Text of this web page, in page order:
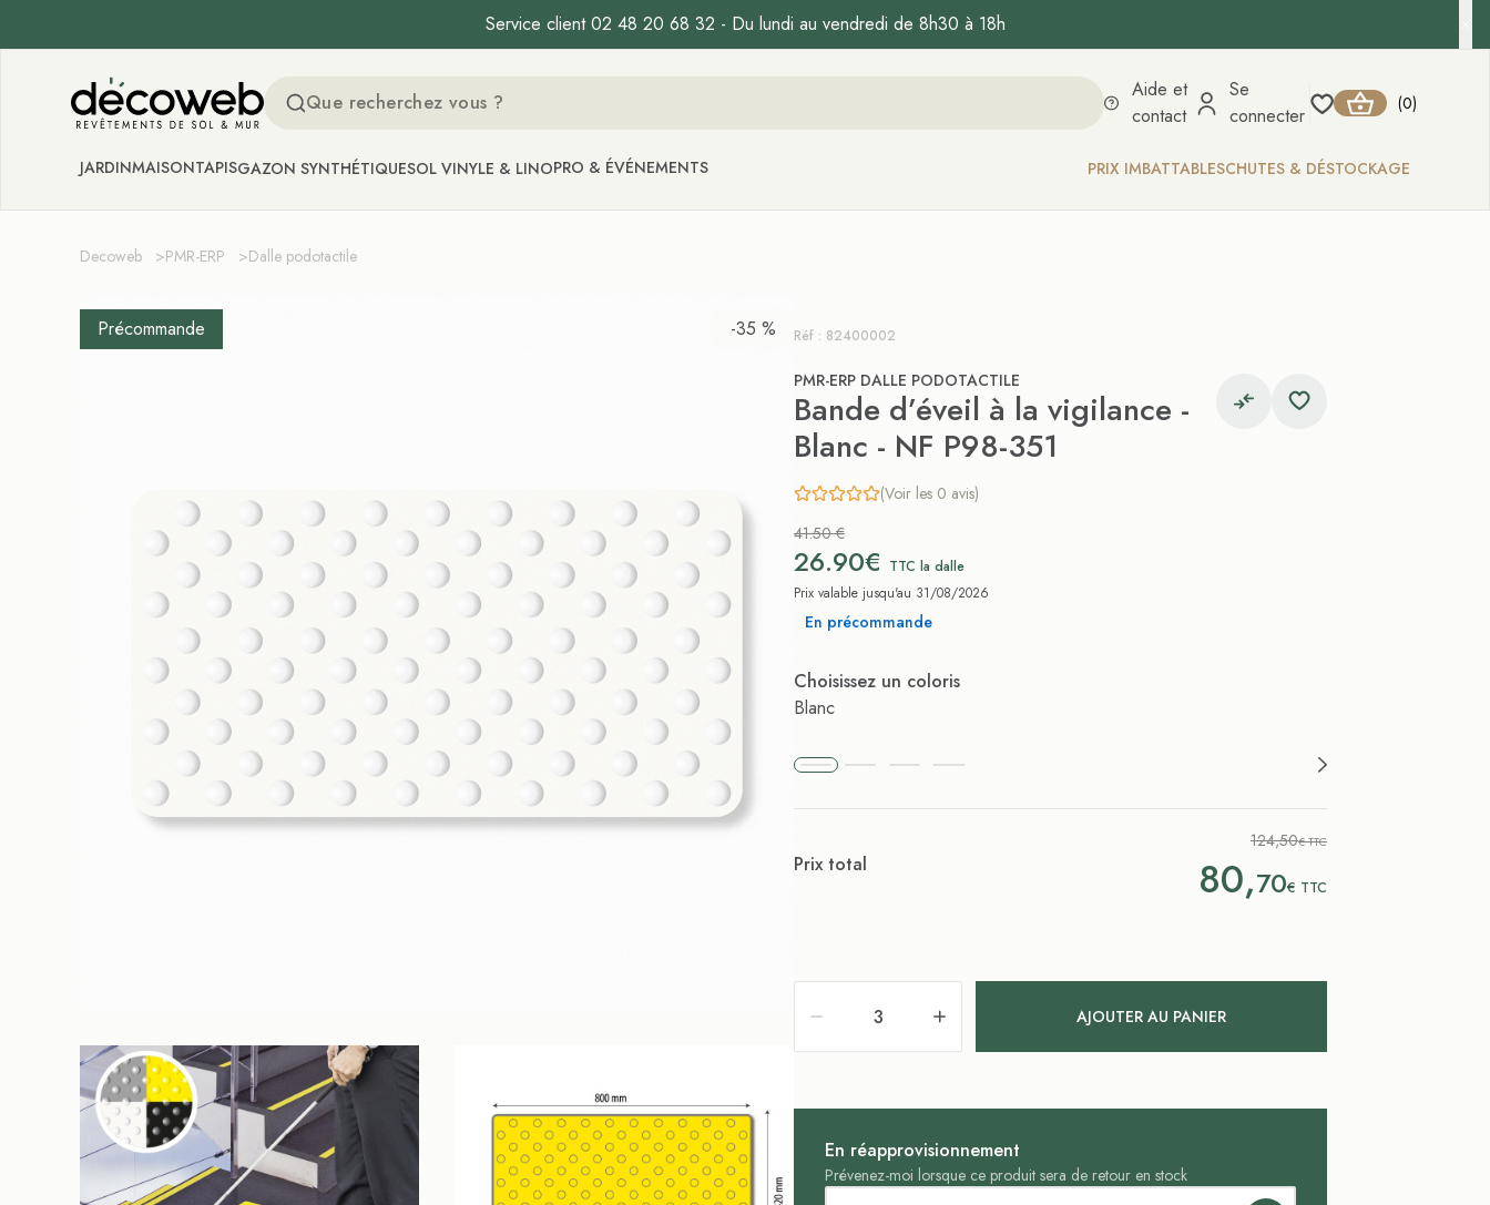
Service client 02 48 20 68 32 - Du lundi au vendredi de 8h30 à 18h
Decoweb
Aide et
contact
Se
connecter
(0)
JARDINMAISONTAPISGAZON SYNTHÉTIQUESOL VINYLE & LINOPRO & ÉVÉNEMENTS PRIX IMBATTABLESCHUTES & DÉSTOCKAGE
Decoweb >PMR-ERP >Dalle podotactile
Précommande -35 % Réf : 82400002
PMR-ERP DALLE PODOTACTILE
Bande d’éveil à la vigilance -
Blanc - NF P98-351
(Voir les 0 avis)
41.50 €
26.90€ TTC la dalle
Prix valable jusqu'au 31/08/2026
En précommande
Choisissez un coloris
Blanc
Prix total
124,50€ TTC
80,70€ TTC
AJOUTER AU PANIER
En réapprovisionnement
Prévenez-moi lorsque ce produit sera de retour en stock